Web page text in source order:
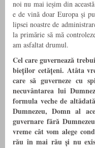
noi nu mai ieșim din
e de vină doar Europa și
lipsei noastre de
la primărie să mă
am asfaltat drumul.
Cel care guvernează
bieților cetățeni. Atâta
care să guverneze cu
necuvântarea lui
formula veche de
Dumnezeu, Domn al
guvernare fără
vreme cât vom alege
rău în mai rău și nu